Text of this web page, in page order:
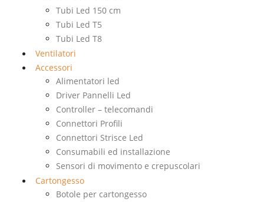
Tubi Led 150 cm
Tubi Led T5
Tubi Led T8
Ventilatori
Accessori
Alimentatori led
Driver Pannelli Led
Controller – telecomandi
Connettori Profili
Connettori Strisce Led
Consumabili ed installazione
Sensori di movimento e crepuscolari
Cartongesso
Botole per cartongesso